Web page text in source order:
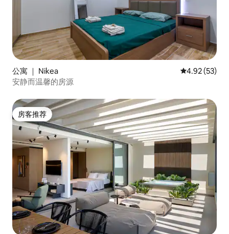
公寓 ｜ Nikea 平均评分
4.92 (53)
安静而温馨的房源
房客推荐
房客推荐